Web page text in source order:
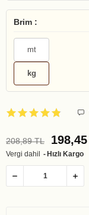
Brim :
mt
kg
208,89 TL
Vergi dahil Hızlı Kargo